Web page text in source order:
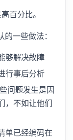
百分比。
一些做法：
够解决故障
行事后分析
问题发生是因
，不如让他们
单已经编码在